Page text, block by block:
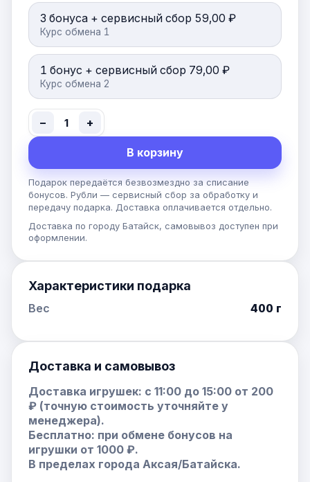
3 бонуса + сервисный сбор 59,00 ₽
Курс обмена 1
1 бонус + сервисный сбор 79,00 ₽
Курс обмена 2
− 1 +
В корзину
Подарок передаётся безвозмездно за списание
бонусов. Рубли — сервисный сбор за обработку и
передачу подарка. Доставка оплачивается отдельно.
Доставка по городу Батайск, самовывоз доступен при
оформлении.
Характеристики подарка
Вес 400 г
Доставка и самовывоз
Доставка игрушек: с 11:00 до 15:00 от 200
₽ (точную стоимость уточняйте у
менеджера).
Бесплатно: при обмене бонусов на
игрушки от 1000 ₽.
В пределах города Аксая/Батайска.